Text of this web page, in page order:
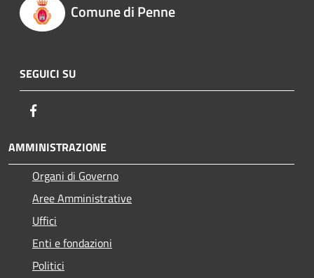
Comune di Penne
SEGUICI SU
AMMINISTRAZIONE
Organi di Governo
Aree Amministrative
Uffici
Enti e fondazioni
Politici